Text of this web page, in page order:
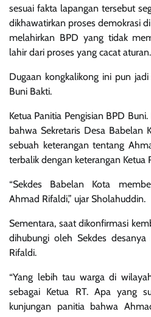
sesuai fakta lapangan tersebut
dikhawatirkan proses demokrasi
melahirkan BPD yang tidak
lahir dari proses yang cacat aturan.
Dugaan kongkalikong ini pun
Buni Bakti.
Ketua Panitia Pengisian BPD
bahwa Sekretaris Desa Babelan
sebuah keterangan tentang
terbalik dengan keterangan Ketua
“Sekdes Babelan Kota
Ahmad Rifaldi,” ujar Sholahuddin.
Sementara, saat dikonfirmasi
dihubungi oleh Sekdes
Rifaldi.
“Yang lebih tau warga di
sebagai Ketua RT. Apa yang
kunjungan panitia bahwa